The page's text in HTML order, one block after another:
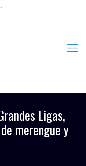
Ligas,
merengue y